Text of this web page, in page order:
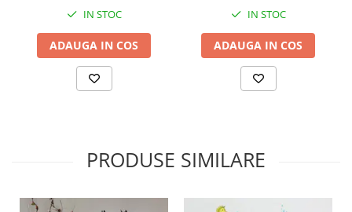
IN STOC
ADAUGA IN COS
IN STOC
ADAUGA IN COS
PRODUSE SIMILARE